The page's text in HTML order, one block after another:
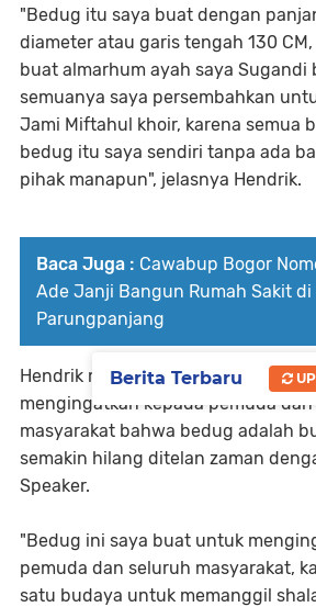
"Bedug itu saya buat dengan
diameter atau garis tengah 130
buat almarhum ayah saya Sugandi
semuanya saya persembahkan
Jami Miftahul khoir, karena semua
bedug itu saya sendiri tanpa ada
pihak manapun", jelasnya Hendrik.
Baca Juga : Cawabup Bogor
Ade Janji Bangun Rumah Sakit di
Parungpanjang
Hendrik menuturkan, pembuatan
mengingatkan kepada pemuda
masyarakat bahwa bedug adalah
semakin hilang ditelan zaman
Speaker.
"Bedug ini saya buat untuk
pemuda dan seluruh masyarakat,
satu budaya untuk memanggil
Berita Terbaru